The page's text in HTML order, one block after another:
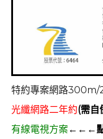
特約專案網路300m/
光纖網路二年約(需
有線電視方案←←←點